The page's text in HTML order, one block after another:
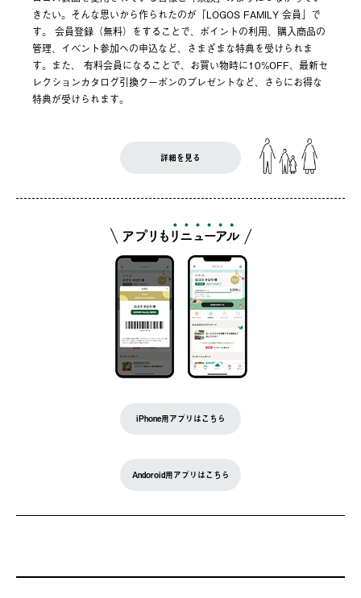
きたい。そんな思いから作られたのが「LOGOS FAMILY 会員」で
す。 会員登録（無料）をすることで、ポイントの利用、購入商品の
管理、イベント参加への申込など、さまざまな特典を受けられま
す。また、 有料会員になることで、お買い物時に10%OFF、最新セ
レクションカタログ引換クーポンのプレゼントなど、さらにお得な
特典が受けられます。
詳細を見る
iPhone用アプリはこちら
Andoroid用アプリはこちら